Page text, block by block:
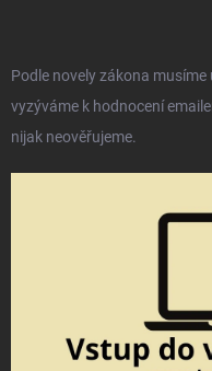
Podle novely zákona
vyzýváme k hodnocení
nijak neověřujeme.